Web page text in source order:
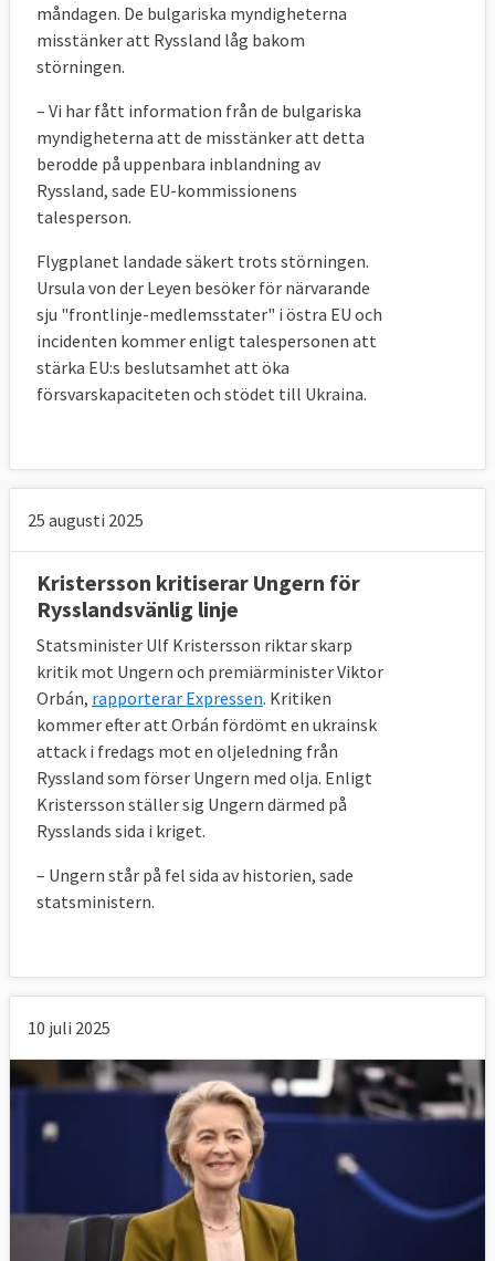
måndagen. De bulgariska myndigheterna
misstänker att Ryssland låg bakom
störningen.
– Vi har fått information från de bulgariska
myndigheterna att de misstänker att detta
berodde på uppenbara inblandning av
Ryssland, sade EU-kommissionens
talesperson.
Flygplanet landade säkert trots störningen.
Ursula von der Leyen besöker för närvarande
sju "frontlinje-medlemsstater" i östra EU och
incidenten kommer enligt talespersonen att
stärka EU:s beslutsamhet att öka
försvarskapaciteten och stödet till Ukraina.
25 augusti 2025
Kristersson kritiserar Ungern för
Rysslandsvänlig linje
Statsminister Ulf Kristersson riktar skarp
kritik mot Ungern och premiärminister Viktor
Orbán, rapporterar Expressen. Kritiken
kommer efter att Orbán fördömt en ukrainsk
attack i fredags mot en oljeledning från
Ryssland som förser Ungern med olja. Enligt
Kristersson ställer sig Ungern därmed på
Rysslands sida i kriget.
– Ungern står på fel sida av historien, sade
statsministern.
10 juli 2025